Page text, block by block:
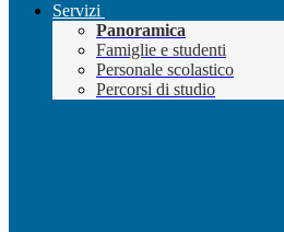
Servizi
Panoramica
Famiglie e studenti
Personale scolastico
Percorsi di studio